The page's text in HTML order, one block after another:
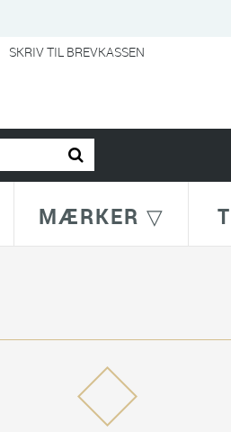
SKRIV TIL BREVKASSEN
MÆRKER ▽